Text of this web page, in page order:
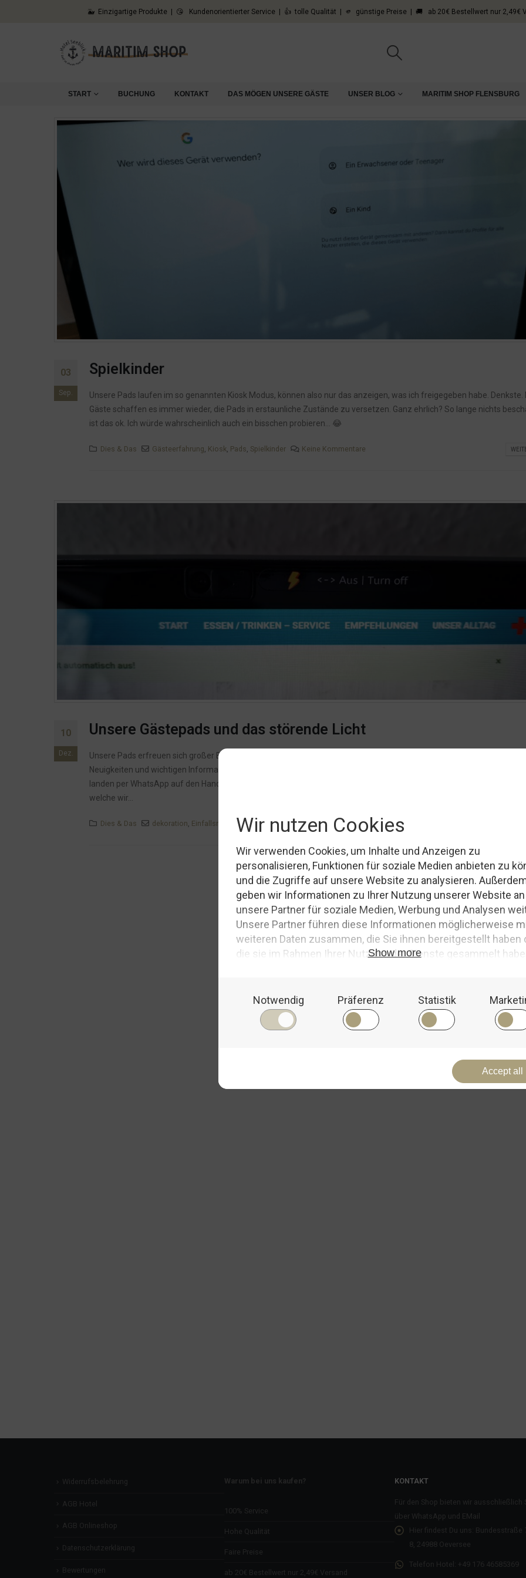
🐳 Einzigartige Produkte | 😘 Kundenorientierter Service | 👍 tolle Qualität | 🫵 günstige Preise | 🚚 ab 20€ Bestellwert nur 2,49€
START BUCHUNG KONTAKT DAS MÖGEN UNSERE GÄSTE UNSER BLOG MARITIM SHOP FLENSBURG
03
Sep.
Spielkinder
Unsere Pads laufen im so genannten Kiosk Modus, können also nur das anzeigen, was ich freigegeben habe. Denkste.
Gäste schaffen es immer wieder, die Pads in erstaunliche Zustände zu versetzen. Ganz ehrlich? So lange nichts
ist das ok. Ich würde wahrscheinlich auch ein bisschen probieren... 😂
Dies & Das Gästeerfahrung, Kiosk, Pads, Spielkinder Keine Kommentare
10
Dez.
Unsere Gästepads und das störende Licht
Unsere Pads erfreuen sich großer Beliebtheit. Die Gäste haben alle Informationen direkt digital greifbar, und wir können
Neuigkeiten und wichtigen Informationen direkt unsere Gäste erreichen. So auch umgekehrt, sämtliche Nachrichten
landen per WhatsApp auf den Handy unseres Teams. Ausgereift und praxiserprobt. Zum Einsatz kommt eine
welche wir...
Dies & Das dekoration, Einfallsreichtum,Pads Sensor Keine Kommentare
Widerrufsbelehrung
AGB Hotel
AGB Onlineshop
Datenschutzerklärung
Bewertungen
Warum bei uns kaufen?
100% Service
Hohe Qualität
Faire Preise
ab 20€ Bestellwert nur 2,49€ Versand
KONTAKT
Für den Shop bieten wir ausschließlich
über WhatsApp und EMail
Hier findest Du uns:
Bundesstraße
8, 24988 Oeversee
Telefon Hotel: +49 176 46585369